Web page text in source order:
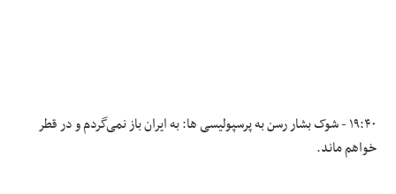
۱۹:۴۰ - شوک بشار رسن به پرسپولیسی ها: به ایران باز نمی‌گردم و در قطر
خواهم ماند.